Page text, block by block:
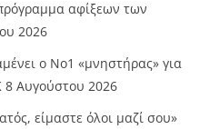
αφίξεων των
2026
ο Νο1 «μνηστήρας» για
8 Αυγούστου 2026
είμαστε όλοι μαζί σου»